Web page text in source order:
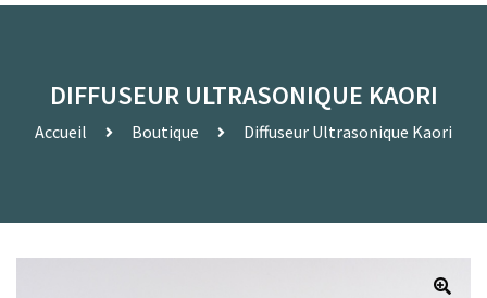
DIFFUSEUR ULTRASONIQUE KAORI
Accueil Boutique Diffuseur Ultrasonique Kaori